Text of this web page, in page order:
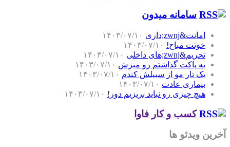
سامانه میدون
امانت&zwnj;داری
۱۴۰۳/۰۷/۱۰
خونت مباح! ۱۴۰۳/۰۷/۱۰
تحریم&zwnj;های داخلی
۱۴۰۳/۰۷/۱۰
یه پاکت گذاشتم رو میزش ۱۴۰۳/۰۷/۱۰
یک تار مو از سبیلش کندم ۱۴۰۳/۰۷/۱۰
بیماری عادت ۱۴۰۳/۰۷/۱۰
هیچ چیزی رو نباید بریزیم دور! ۱۴۰۳/۰۷/۱۰
کسب و کار فاوا
آخرین ویدئو ها